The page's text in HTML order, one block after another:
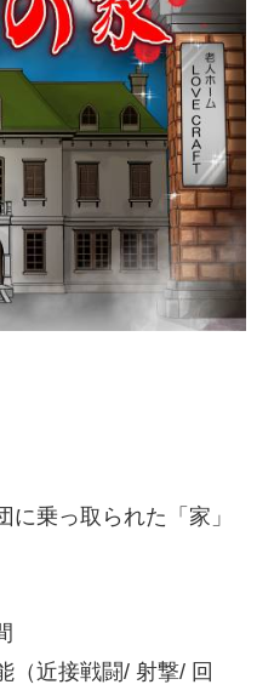
乗っ取られた「家」
（近接戦闘/ 射撃/ 回